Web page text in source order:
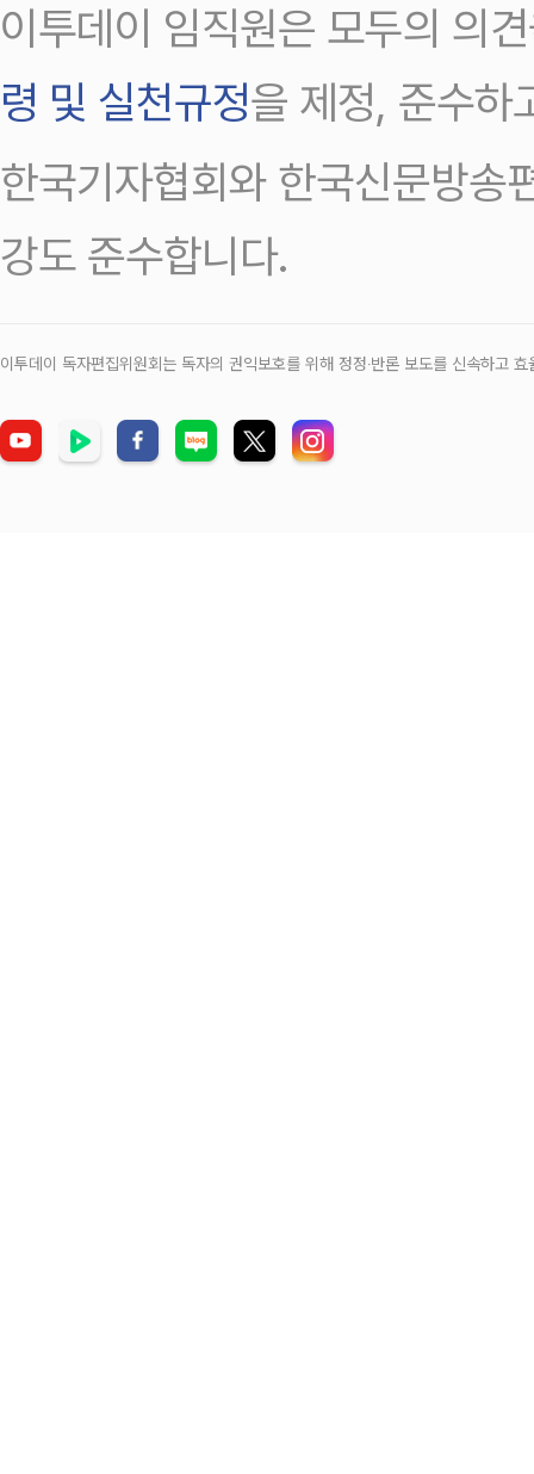
이투데이 임직원은 모두의 의
령 및 실천규정을 제정, 준수하
한국기자협회와 한국신문방송
강도 준수합니다.
이투데이 독자편집위원회는 독자의 권익보호를 위해 정정‧반론 보도를 신속하고